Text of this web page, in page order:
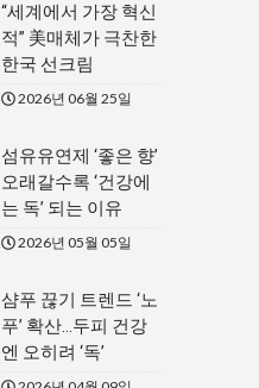
“세계에서 가장 혁신
적” 美매체가 극찬한
한국 선크림
2026년 06월 25일
섬유유연제 ‘좋은 향’
오래갈수록 ‘건강에
는 독’ 되는 이유
2026년 05월 05일
샴푸 끊기 트렌드 ‘노
푸’ 확산…두피 건강
엔 오히려 ‘독’